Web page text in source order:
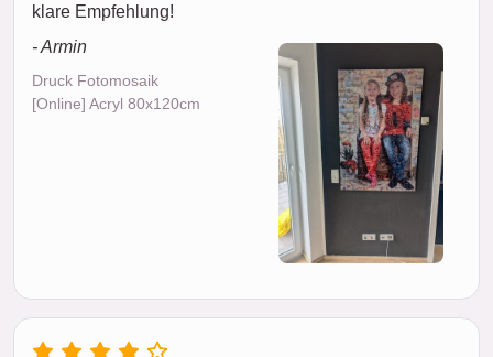
klare Empfehlung!
- Armin
Druck Fotomosaik
[Online] Acryl 80x120cm